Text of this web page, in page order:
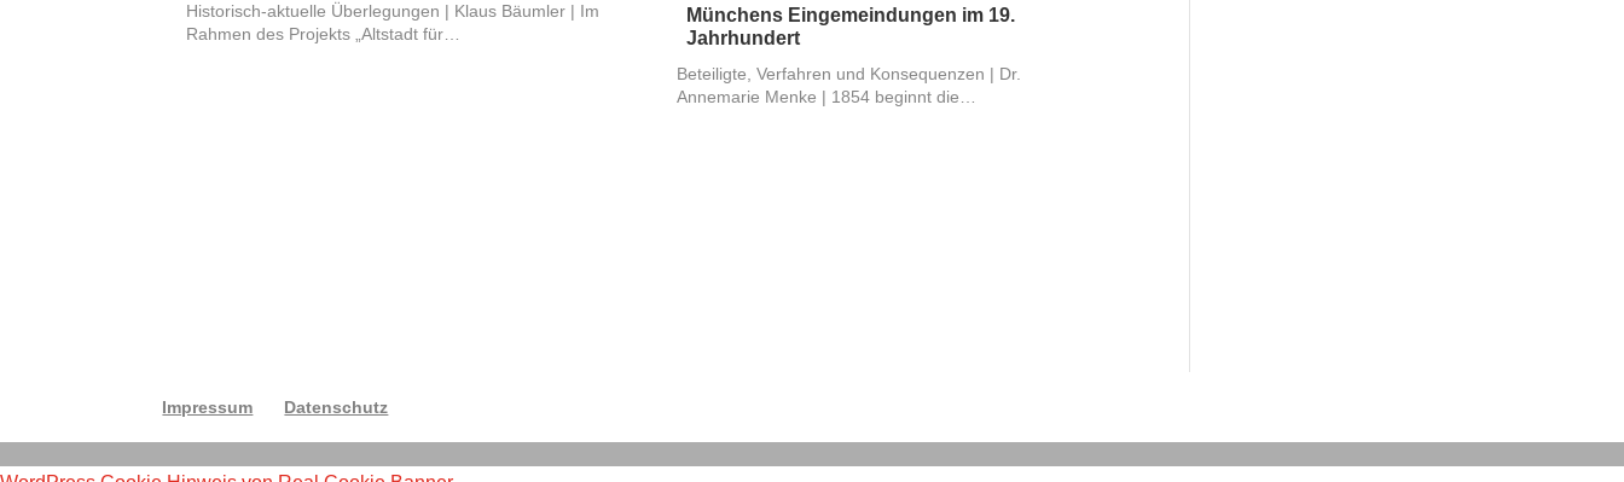
Historisch-aktuelle Überlegungen | Klaus Bäumler | Im
Rahmen des Projekts „Altstadt für…
Münchens Eingemeindungen im 19.
Jahrhundert
Beteiligte, Verfahren und Konsequenzen | Dr.
Annemarie Menke | 1854 beginnt die…
Impressum Datenschutz